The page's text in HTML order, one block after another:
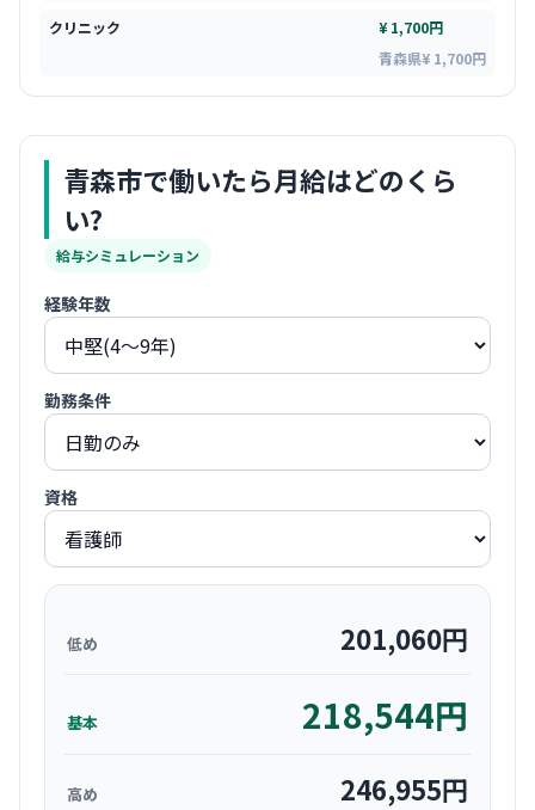
クリニック
¥ 1,700円
青森県¥ 1,700円
青森市で働いたら月給はどのくら
い?
給与シミュレーション
経験年数
勤務条件
資格
低め 201,060円
基本 218,544円
高め 246,955円